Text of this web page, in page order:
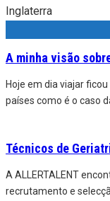
Inglaterra
A minha visão
Hoje em dia viajar
países como é o caso
Técnicos de
A ALLERTALENT
recrutamento e